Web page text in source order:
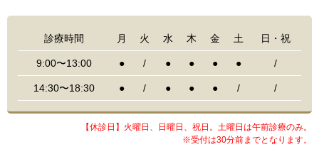
診療時間 月 火 水 木 金 土 日・祝
9:00〜13:00 ● / ● ● ● ● /
14:30〜18:30 ● / ● ● ● / /
【休診日】火曜日、日曜日、祝日。土曜日は午前診療のみ。
※受付は30分前までとなります。